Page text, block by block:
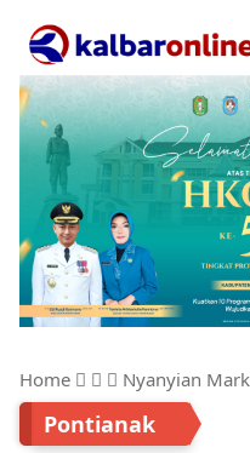
Home Nyanyian Markus di Sidang Jembatan
Pontianak